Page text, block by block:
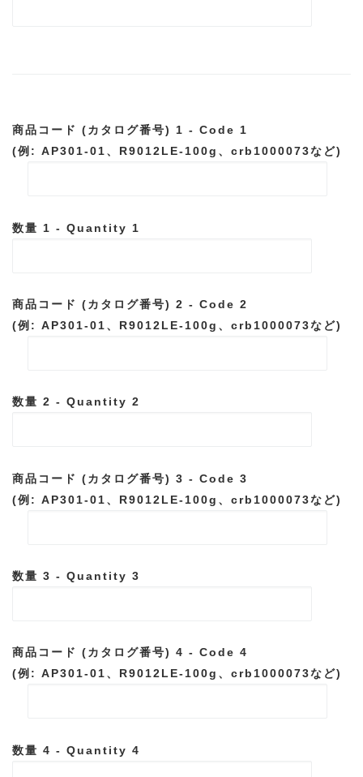
商品コード (カタログ番号) 1 - Code 1
(例: AP301-01、R9012LE-100g、crb1000073など)
数量 1 - Quantity 1
商品コード (カタログ番号) 2 - Code 2
(例: AP301-01、R9012LE-100g、crb1000073など)
数量 2 - Quantity 2
商品コード (カタログ番号) 3 - Code 3
(例: AP301-01、R9012LE-100g、crb1000073など)
数量 3 - Quantity 3
商品コード (カタログ番号) 4 - Code 4
(例: AP301-01、R9012LE-100g、crb1000073など)
数量 4 - Quantity 4